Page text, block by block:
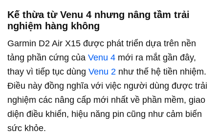
Kế thừa từ Venu 4 nhưng nâng tầm trải
nghiệm hàng không
Garmin D2 Air X15 được phát triển dựa trên nền
tảng phần cứng của Venu 4 mới ra mắt gần đây,
thay vì tiếp tục dùng Venu 2 như thế hệ tiền nhiệm.
Điều này đồng nghĩa với việc người dùng được trải
nghiệm các nâng cấp mới nhất về phần mềm, giao
diện điều khiển, hiệu năng pin cũng như cảm biến
sức khỏe.